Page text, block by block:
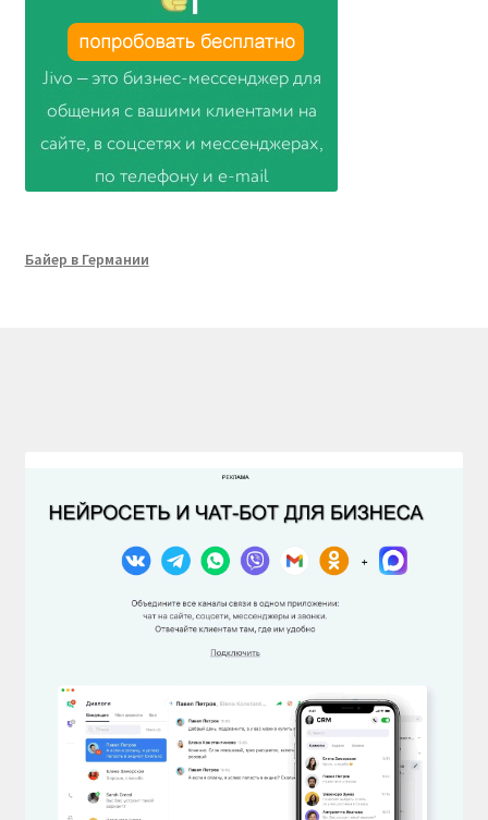
Байер в Германии